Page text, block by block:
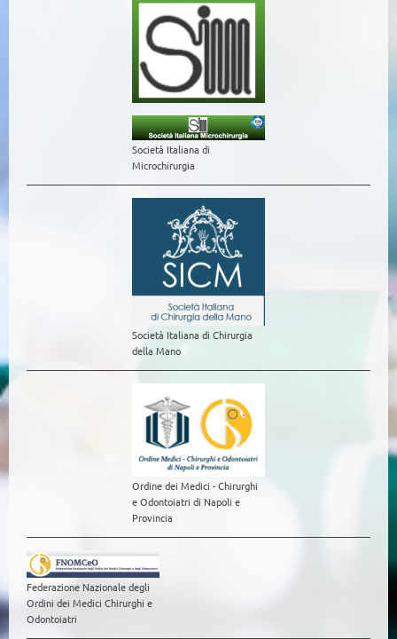
Società Italiana di
Microchirurgia
Società Italiana di Chirurgia
della Mano
Ordine dei Medici - Chirurghi
e Odontoiatri di Napoli e
Provincia
Federazione Nazionale degli
Ordini dei Medici Chirurghi e
Odontoiatri